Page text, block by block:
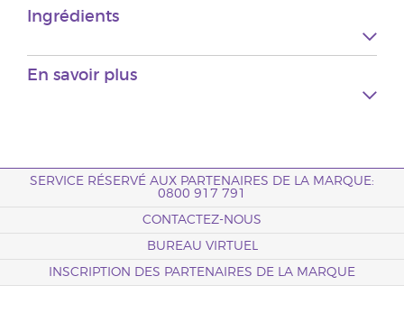
Ingrédients
En savoir plus
SERVICE RÉSERVÉ AUX PARTENAIRES DE LA MARQUE:
0800 917 791
CONTACTEZ-NOUS
BUREAU VIRTUEL
INSCRIPTION DES PARTENAIRES DE LA MARQUE